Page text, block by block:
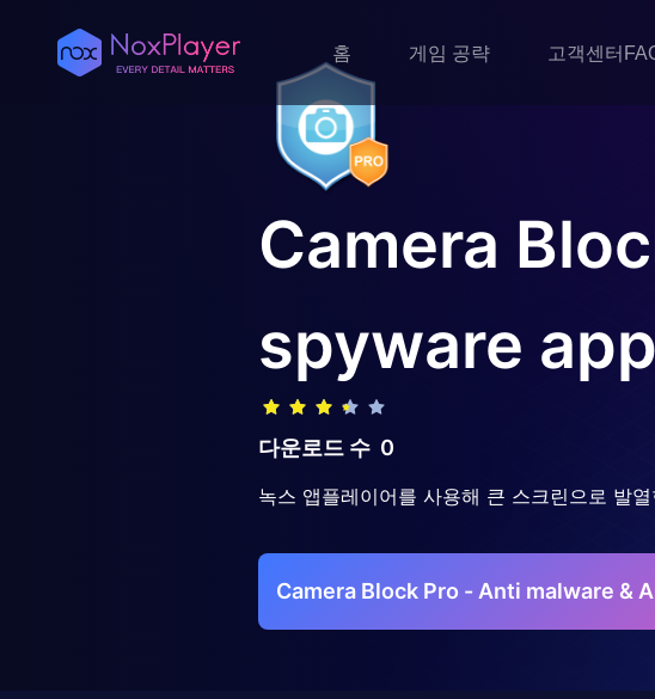
홈 게임 공략 고객센터
Camera
spyware app
다운로드 수 0
녹스 앱플레이어를 사용해 큰 스크린으로 발
Camera Block Pro - Anti malware &